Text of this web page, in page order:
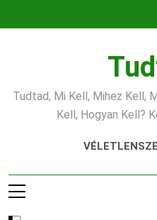
Tudtad, Mi Kell, Mihez Kell,
Kell, Hogyan Kell?